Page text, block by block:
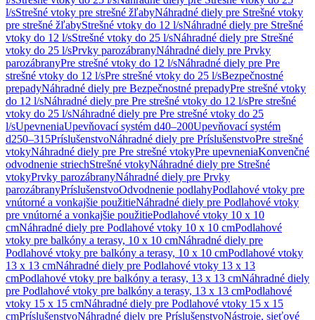
l/sStrešné vtoky pre strešné žľabyNáhradné diely pre Strešné vtoky
pre strešné žľabyStrešné vtoky do 12 l/sNáhradné diely pre Strešné
vtoky do 12 l/sStrešné vtoky do 25 l/sNáhradné diely pre Strešné
vtoky do 25 l/sPrvky parozábranyNáhradné diely pre Prvky
parozábranyPre strešné vtoky do 12 l/sNáhradné diely pre Pre
strešné vtoky do 12 l/sPre strešné vtoky do 25 l/sBezpečnostné
prepadyNáhradné diely pre Bezpečnostné prepadyPre strešné vtoky
do 12 l/sNáhradné diely pre Pre strešné vtoky do 12 l/sPre strešné
vtoky do 25 l/sNáhradné diely pre Pre strešné vtoky do 25
l/sUpevneniaUpevňovací systém d40–200Upevňovací systém
d250–315PríslušenstvoNáhradné diely pre PríslušenstvoPre strešné
vtokyNáhradné diely pre Pre strešné vtokyPre upevneniaKonvenčné
odvodnenie striechStrešné vtokyNáhradné diely pre Strešné
vtokyPrvky parozábranyNáhradné diely pre Prvky
parozábranyPríslušenstvoOdvodnenie podlahyPodlahové vtoky pre
vnútorné a vonkajšie použitieNáhradné diely pre Podlahové vtoky
pre vnútorné a vonkajšie použitiePodlahové vtoky 10 x 10
cmNáhradné diely pre Podlahové vtoky 10 x 10 cmPodlahové
vtoky pre balkóny a terasy, 10 x 10 cmNáhradné diely pre
Podlahové vtoky pre balkóny a terasy, 10 x 10 cmPodlahové vtoky
13 x 13 cmNáhradné diely pre Podlahové vtoky 13 x 13
cmPodlahové vtoky pre balkóny a terasy, 13 x 13 cmNáhradné diely
pre Podlahové vtoky pre balkóny a terasy, 13 x 13 cmPodlahové
vtoky 15 x 15 cmNáhradné diely pre Podlahové vtoky 15 x 15
cmPríslušenstvoNáhradné diely pre PríslušenstvoNástroje, sieťové